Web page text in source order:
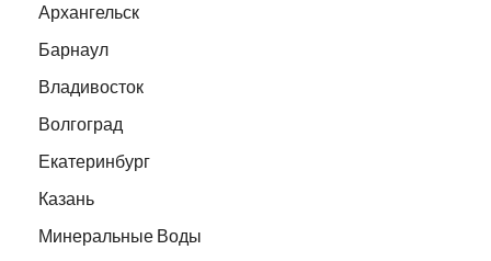
Архангельск
Барнаул
Владивосток
Волгоград
Екатеринбург
Казань
Минеральные Воды